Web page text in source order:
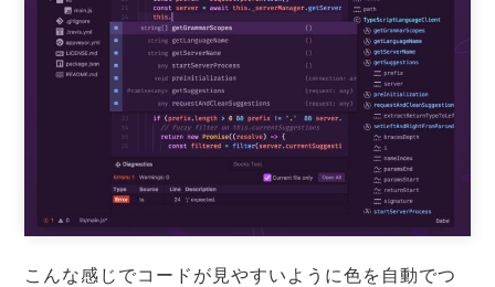
こんな感じでコードが見やすいように色を自動でつ